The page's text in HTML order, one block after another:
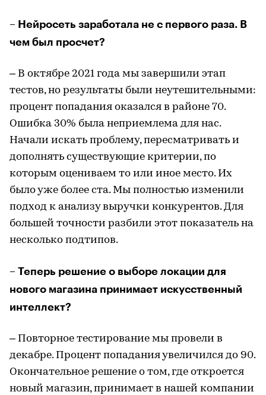
– Нейросеть заработала не с первого раза. В
чем был просчет?
– В октябре 2021 года мы завершили этап
тестов, но результаты были неутешительными:
процент попадания оказался в районе 70.
Ошибка 30% была неприемлема для нас.
Начали искать проблему, пересматривать и
дополнять существующие критерии, по
которым оцениваем то или иное место. Их
было уже более ста. Мы полностью изменили
подход к анализу выручки конкурентов. Для
большей точности разбили этот показатель на
несколько подтипов.
– Теперь решение о выборе локации для
нового магазина принимает искусственный
интеллект?
– Повторное тестирование мы провели в
декабре. Процент попадания увеличился до 90.
Окончательное решение о том, где откроется
новый магазин, принимает в нашей компании